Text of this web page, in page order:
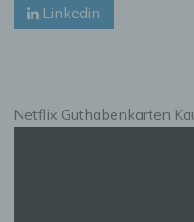
Linkedin
Netflix Guthabenkarten